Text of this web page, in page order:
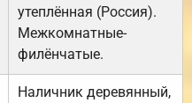
утеплённая (Россия).
Межкомнатные-
филёнчатые.
Наличник деревянный,